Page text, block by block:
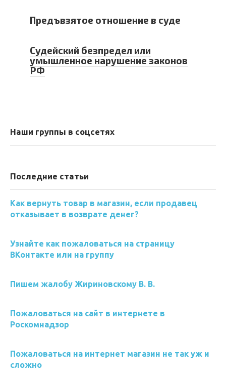
Предъвзятое отношение в суде
Cудейский безпредел или
умышленное нарушение законов
РФ
Наши группы в соцсетях
Последние статьи
Как вернуть товар в магазин, если продавец
отказывает в возврате денег?
Узнайте как пожаловаться на страницу
ВКонтакте или на группу
Пишем жалобу Жириновскому В. В.
Пожаловаться на сайт в интернете в
Роскомнадзор
Пожаловаться на интернет магазин не так уж и
сложно